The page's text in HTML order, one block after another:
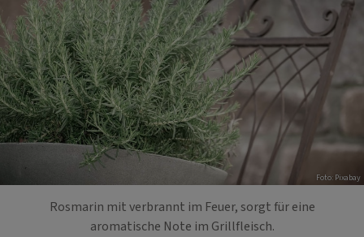
Foto: Pixabay
Rosmarin mit verbrannt im Feuer, sorgt für eine
aromatische Note im Grillfleisch.